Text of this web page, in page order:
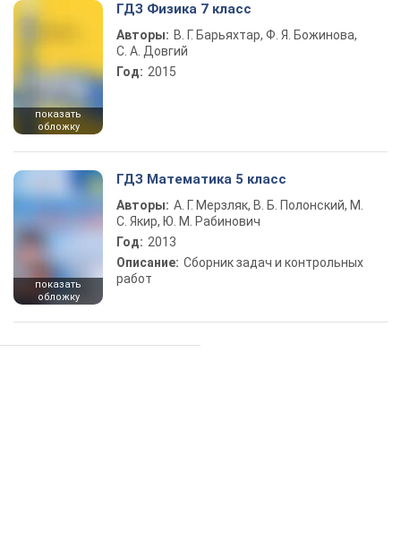
показать
обложку
ГДЗ Физика 7 класс
Авторы: В. Г. Барьяхтар, Ф. Я. Божинова,
С. А. Довгий
Год: 2015
показать
обложку
ГДЗ Математика 5 класс
Авторы: А. Г. Мерзляк, В. Б. Полонский, М.
С. Якир, Ю. М. Рабинович
Год: 2013
Описание: Сборник задач и контрольных
работ